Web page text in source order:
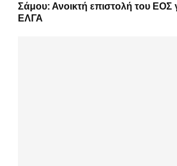
Σάμου: Ανοικτή επιστολή του ΕΟΣ
ΕΛΓΑ